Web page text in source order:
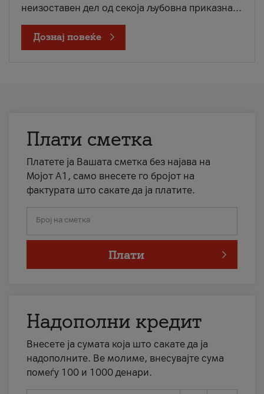
неизоставен дел од секоја љубовна приказна...
Дознај повеќе
Плати сметка
Платете ја Вашата сметка без најава на
Мојот А1, само внесете го бројот на
фактурата што сакате да ја платите.
Број на сметка
Плати
Надополни кредит
Внесете ја сумата која што сакате да ја
надополните. Ве молиме, внесувајте сума
помеѓу 100 и 1000 денари.